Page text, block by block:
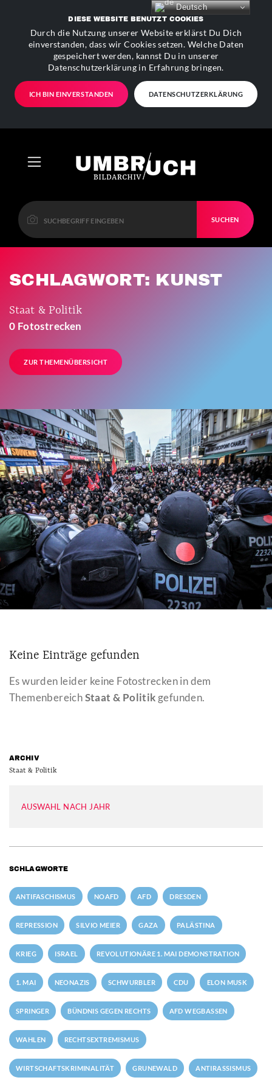
DIESE WEBSITE BENUTZT COOKIES
Durch die Nutzung unserer Website erklärst Du Dich
einverstanden, dass wir Cookies setzen. Welche Daten
gespeichert werden, kannst Du in unserer
Datenschutzerklärung in Erfahrung bringen.
ICH BIN EINVERSTANDEN DATENSCHUTZERKLÄRUNG
SUCHEN
SCHLAGWORT: KUNST
Staat & Politik
0 Fotostrecken
ZUR THEMENÜBERSICHT
Keine Einträge gefunden
Es wurden leider keine Fotostrecken in dem
ThemenbereichStaat & Politik gefunden.
ARCHIV
Staat & Politik
AUSWAHL NACH JAHR
SCHLAGWORTE
ANTIFASCHISMUS NOAFD AFD DRESDEN
REPRESSION SILVIO MEIER GAZA PALÄSTINA
KRIEG ISRAEL REVOLUTIONÄRE 1. MAI DEMONSTRATION
1. MAI NEONAZIS SCHWURBLER CDU ELON MUSK
SPRINGER BÜNDNIS GEGEN RECHTS AFD WEGBASSEN
WAHLEN RECHTSEXTREMISMUS
WIRTSCHAFTSKRIMINALITÄT GRUNEWALD ANTIRASSISMUS
Deutsch